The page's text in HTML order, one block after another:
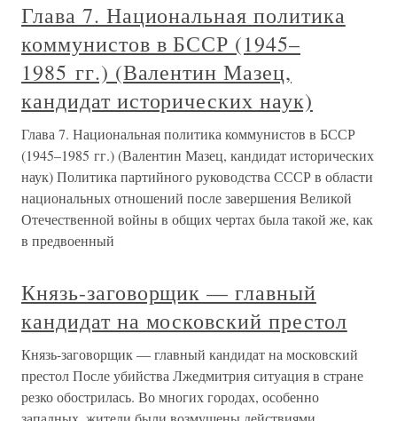
Глава 7. Национальная политика
коммунистов в БССР (1945–
1985 гг.) (Валентин Мазец,
кандидат исторических наук)
Глава 7. Национальная политика коммунистов в БССР
(1945–1985 гг.) (Валентин Мазец, кандидат исторических
наук) Политика партийного руководства СССР в области
национальных отношений после завершения Великой
Отечественной войны в общих чертах была такой же, как
в предвоенный
Князь-заговорщик — главный
кандидат на московский престол
Князь-заговорщик — главный кандидат на московский
престол После убийства Лжедмитрия ситуация в стране
резко обострилась. Во многих городах, особенно